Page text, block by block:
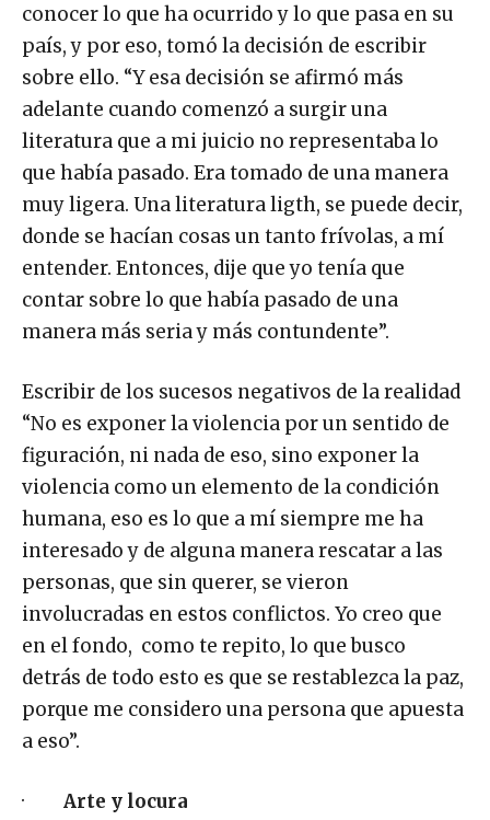
conocer lo que ha ocurrido y lo que pasa en su
país, y por eso, tomó la decisión de escribir
sobre ello. “Y esa decisión se afirmó más
adelante cuando comenzó a surgir una
literatura que a mi juicio no representaba lo
que había pasado. Era tomado de una manera
muy ligera. Una literatura ligth, se puede decir,
donde se hacían cosas un tanto frívolas, a mí
entender. Entonces, dije que yo tenía que
contar sobre lo que había pasado de una
manera más seria y más contundente”.
Escribir de los sucesos negativos de la realidad
“No es exponer la violencia por un sentido de
figuración, ni nada de eso, sino exponer la
violencia como un elemento de la condición
humana, eso es lo que a mí siempre me ha
interesado y de alguna manera rescatar a las
personas, que sin querer, se vieron
involucradas en estos conflictos. Yo creo que
en el fondo, como te repito, lo que busco
detrás de todo esto es que se restablezca la paz,
porque me considero una persona que apuesta
a eso”.
· Arte y locura